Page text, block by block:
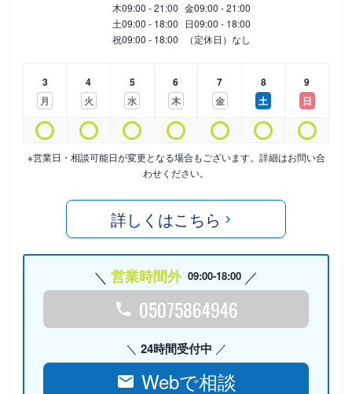
木09:00 - 21:00 金09:00 - 21:00
土09:00 - 18:00 日09:00 - 18:00
祝09:00 - 18:00 （定休日）なし
3
月
4
火
5
水
6
木
7
金
8
土
9
日
※営業日・相談可能日が変更となる場合もございます。詳細はお問い合
わせください。
詳しくはこちら
営業時間外 09:00-18:00
05075864946
24時間受付中
Webで相談